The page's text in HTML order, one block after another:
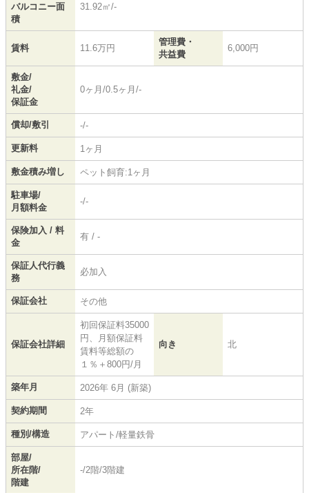
バルコニー面
積
31.92㎡/-
賃料 11.6万円
管理費・
共益費
6,000円
敷金/
礼金/
保証金
0ヶ月/0.5ヶ月/-
償却/敷引 -/-
更新料 1ヶ月
敷金積み増し ペット飼育:1ヶ月
駐車場/
月額料金
-/-
保険加入 / 料
金
有 / -
保証人代行義
務
必加入
保証会社 その他
保証会社詳細
初回保証料35000
円、月額保証料
賃料等総額の
１％＋800円/月
向き 北
築年月 2026年 6月 (新築)
契約期間 2年
種別/構造 アパート/軽量鉄骨
部屋/
所在階/
階建
-/2階/3階建